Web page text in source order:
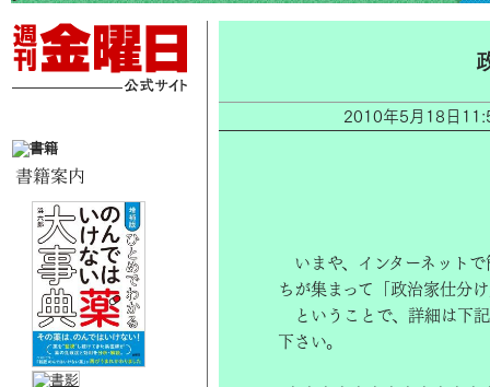
2010年5月18日
いまや、インターネットで
ちが集まって「政治家仕分
ということで、詳細は下
下さい。